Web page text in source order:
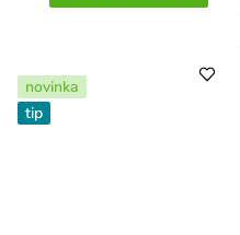
novinka
tip